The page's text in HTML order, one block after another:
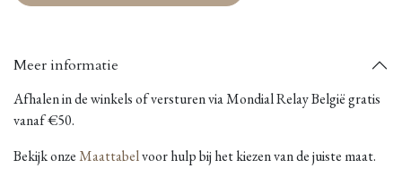
Meer informatie
Afhalen in de winkels of versturen via Mondial Relay België gratis
vanaf €50.
Bekijk onzeMaattabelvoor hulp bij het kiezen van de juiste maat.